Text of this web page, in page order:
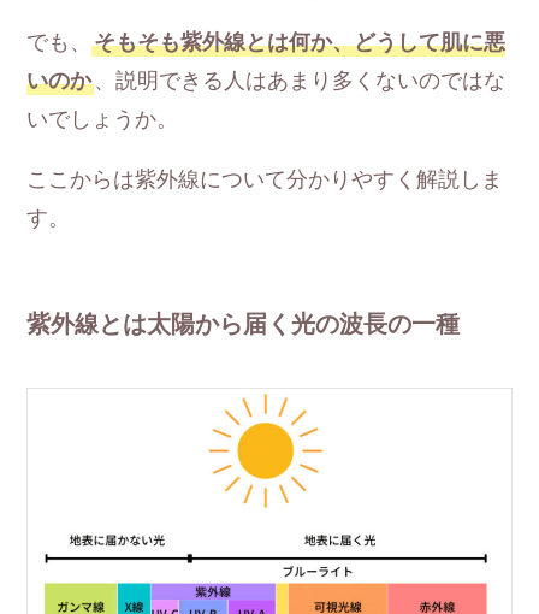
でも、そもそも紫外線とは何か、どうして肌に悪
いのか、説明できる人はあまり多くないのではな
いでしょうか。
ここからは紫外線について分かりやすく解説しま
す。
紫外線とは太陽から届く光の波長の一種